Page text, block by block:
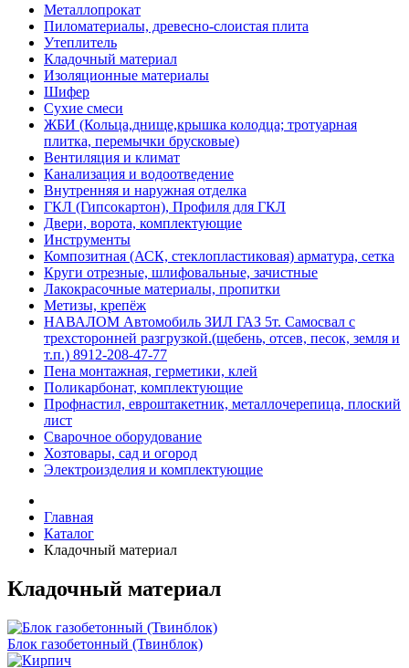
Металлопрокат
Пиломатериалы, древесно-слоистая плита
Утеплитель
Кладочный материал
Изоляционные материалы
Шифер
Сухие смеси
ЖБИ (Кольца,днище,крышка колодца; тротуарная
плитка, перемычки брусковые)
Вентиляция и климат
Канализация и водоотведение
Внутренняя и наружная отделка
ГКЛ (Гипсокартон), Профиля для ГКЛ
Двери, ворота, комплектующие
Инструменты
Композитная (АСК, стеклопластиковая) арматура, сетка
Круги отрезные, шлифовальные, зачистные
Лакокрасочные материалы, пропитки
Метизы, крепёж
НАВАЛОМ Автомобиль ЗИЛ ГАЗ 5т. Самосвал с
трехсторонней разгрузкой.(щебень, отсев, песок, земля и
т.п.) 8912-208-47-77
Пена монтажная, герметики, клей
Поликарбонат, комплектующие
Профнастил, евроштакетник, металлочерепица, плоский
лист
Сварочное оборудование
Хозтовары, сад и огород
Электроизделия и комплектующие
Главная
Каталог
Кладочный материал
Кладочный материал
Блок газобетонный (Твинблок)